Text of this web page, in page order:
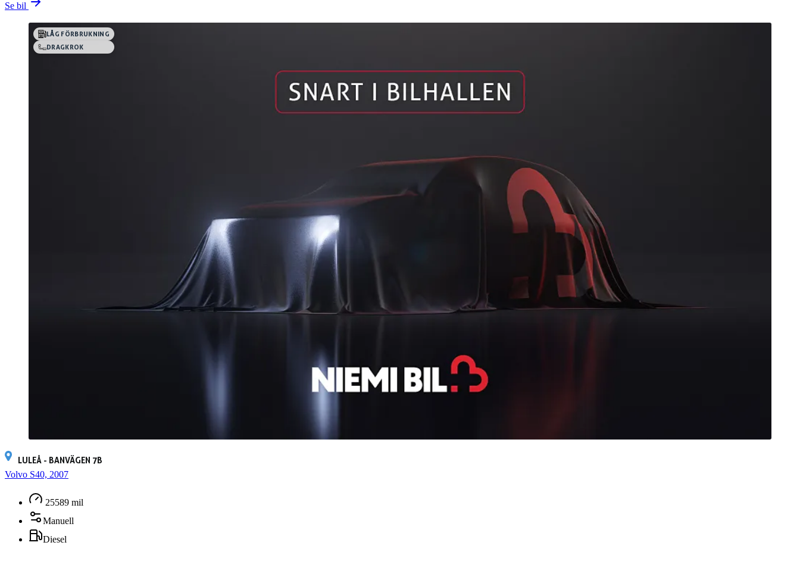
Se bil
LÅG FÖRBRUKNING
DRAGKROK
LULEÅ - BANVÄGEN 7B
Volvo S40, 2007
25589 mil
Manuell
Diesel